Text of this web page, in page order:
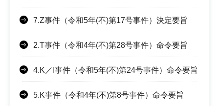
7.Z事件（令和5年(不)第17号事件）決定要旨
2.T事件（令和4年(不)第28号事件）命令要旨
4.K／I事件（令和5年(不)第24号事件）命令要旨
5.K事件（令和4年(不)第8号事件）命令要旨